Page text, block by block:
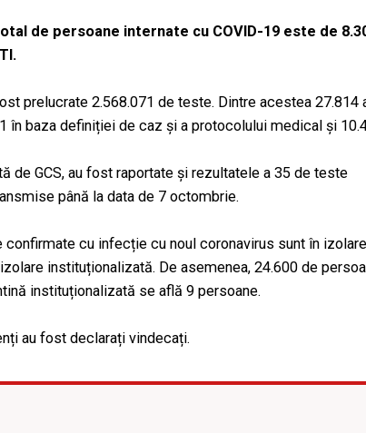
de persoane internate cu COVID-19 este de
prelucrate 2.568.071 de teste. Dintre acestea 27.814
în baza definiției de caz și a protocolului medical și
de GCS, au fost raportate și rezultatele a 35 de teste
până la data de 7 octombrie.
cu infecție cu noul coronavirus sunt în
instituționalizată. De asemenea, 24.600 de
instituționalizată se află 9 persoane.
au fost declarați vindecați.